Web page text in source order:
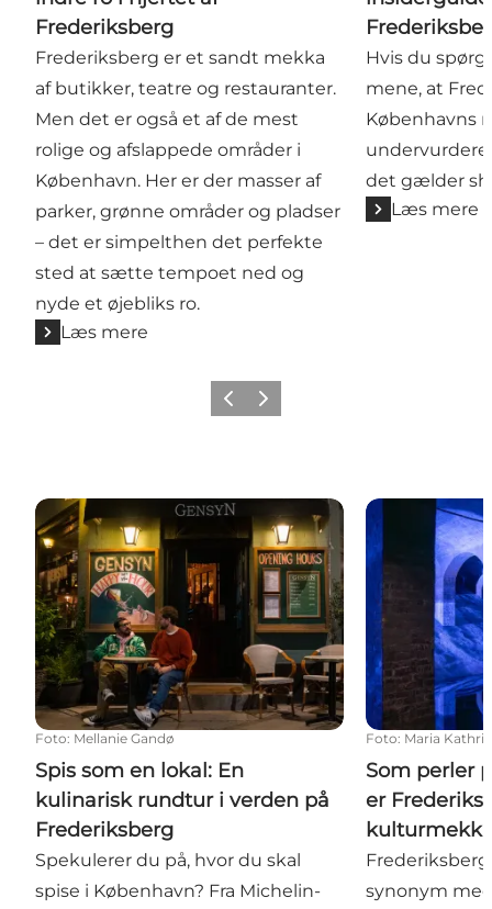
Frederiksberg
Frederiksberg er et sandt mekka
af butikker, teatre og restauranter.
Men det er også et af de mest
rolige og afslappede områder i
København. Her er der masser af
parker, grønne områder og pladser
– det er simpelthen det perfekte
sted at sætte tempoet ned og
nyde et øjebliks ro.
Læs mere
Hvis du
mene, at
Københavns
det gælder
Læs mere
ForrigeNæste
Spis som en lokal: En kulinarisk rundtur i verden på
Foto: Mellanie Gandø
Spis som en lokal: En
kulinarisk rundtur i verden på
Frederiksberg
Spekulerer du på, hvor du skal
spise i København? Fra Michelin-
Som perler
Foto: Maria
Som perler
er
synonym